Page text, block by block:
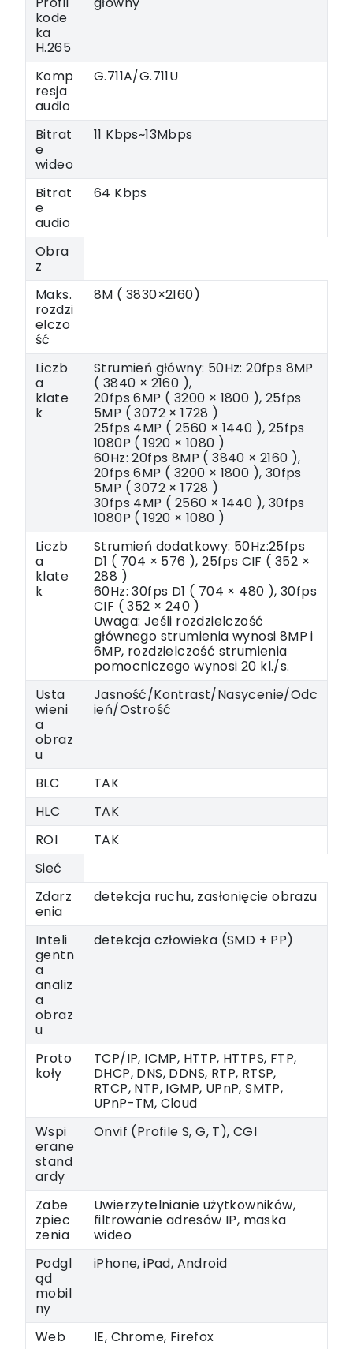
kode
ka
H.265
Komp
resja
audio
G.711A/G.711U
Bitrat
e
wideo
11 Kbps~13Mbps
Bitrat
e
audio
64 Kbps
Obra
z
Maks.
rozdzi
elczo
ść
8M ( 3830×2160)
Liczb
a
klate
k
Strumień główny: 50Hz: 20fps 8MP
( 3840 × 2160 ),
20fps 6MP ( 3200 × 1800 ), 25fps
5MP ( 3072 × 1728 )
25fps 4MP ( 2560 × 1440 ), 25fps
1080P ( 1920 × 1080 )
60Hz: 20fps 8MP ( 3840 × 2160 ),
20fps 6MP ( 3200 × 1800 ), 30fps
5MP ( 3072 × 1728 )
30fps 4MP ( 2560 × 1440 ), 30fps
1080P ( 1920 × 1080 )
Liczb
a
klate
k
Strumień dodatkowy: 50Hz:25fps
D1 ( 704 × 576 ), 25fps CIF ( 352 ×
288 )
60Hz: 30fps D1 ( 704 × 480 ), 30fps
CIF ( 352 × 240 )
Uwaga: Jeśli rozdzielczość
głównego strumienia wynosi 8MP i
6MP, rozdzielczość strumienia
pomocniczego wynosi 20 kl./s.
Usta
wieni
a
obraz
u
Jasność/Kontrast/Nasycenie/Odc
ień/Ostrość
BLC
TAK
HLC
TAK
ROI
TAK
Sieć
Zdarz
enia
detekcja ruchu, zasłonięcie obrazu
Inteli
gentn
a
analiz
a
obraz
u
detekcja człowieka (SMD + PP)
Proto
koły
TCP/IP, ICMP, HTTP, HTTPS, FTP,
DHCP, DNS, DDNS, RTP, RTSP,
RTCP, NTP, IGMP, UPnP, SMTP,
UPnP-TM, Cloud
Wspi
erane
stand
ardy
Onvif (Profile S, G, T), CGI
Zabe
zpiec
zenia
Uwierzytelnianie użytkowników,
filtrowanie adresów IP, maska
wideo
Podgl
ąd
mobil
ny
iPhone, iPad, Android
Web
IE, Chrome, Firefox